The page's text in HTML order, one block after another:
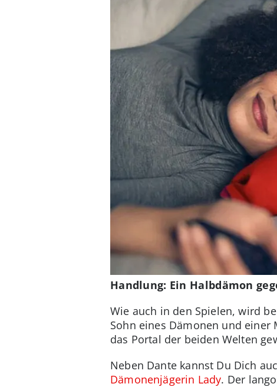
Handlung: Ein Halbdämon
Wie auch in den Spielen, wird
Sohn eines Dämonen und einer
das Portal der beiden Welten
Neben Dante kannst Du Dich
Dämonenjägerin Lady. Der